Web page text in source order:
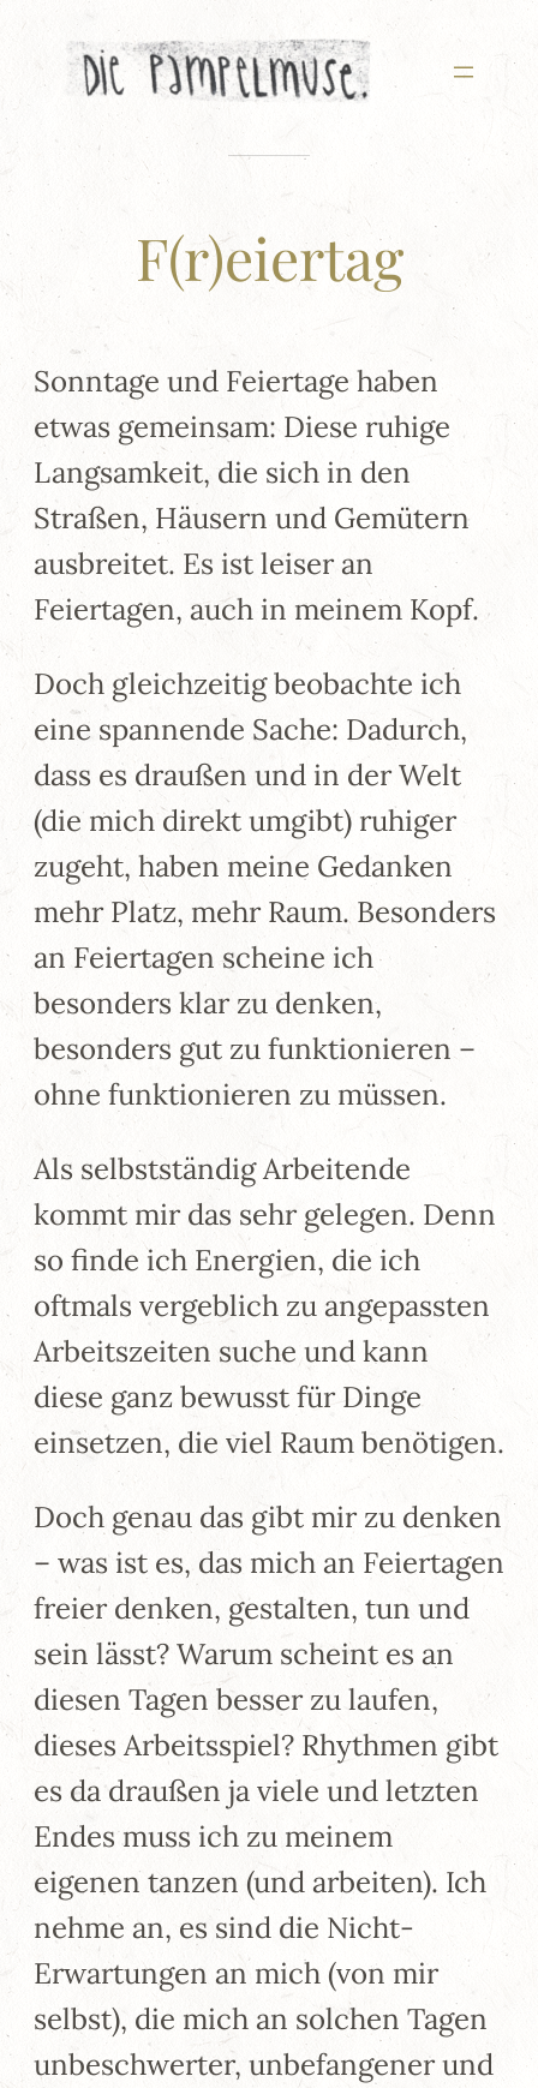
Zum
Inhalt
F(r)eiertag
Sonntage und Feiertage haben
etwas gemeinsam: Diese ruhige
Langsamkeit, die sich in den
Straßen, Häusern und Gemütern
ausbreitet. Es ist leiser an
Feiertagen, auch in meinem Kopf.
Doch gleichzeitig beobachte ich
eine spannende Sache: Dadurch,
dass es draußen und in der Welt
(die mich direkt umgibt) ruhiger
zugeht, haben meine Gedanken
mehr Platz, mehr Raum. Besonders
an Feiertagen scheine ich
besonders klar zu denken,
besonders gut zu funktionieren –
ohne funktionieren zu müssen.
Als selbstständig Arbeitende
kommt mir das sehr gelegen. Denn
so finde ich Energien, die ich
oftmals vergeblich zu angepassten
Arbeitszeiten suche und kann
diese ganz bewusst für Dinge
einsetzen, die viel Raum benötigen.
Doch genau das gibt mir zu denken
– was ist es, das mich an Feiertagen
freier denken, gestalten, tun und
sein lässt? Warum scheint es an
diesen Tagen besser zu laufen,
dieses Arbeitsspiel? Rhythmen gibt
es da draußen ja viele und letzten
Endes muss ich zu meinem
eigenen tanzen (und arbeiten). Ich
nehme an, es sind die Nicht-
Erwartungen an mich (von mir
selbst), die mich an solchen Tagen
unbeschwerter, unbefangener und